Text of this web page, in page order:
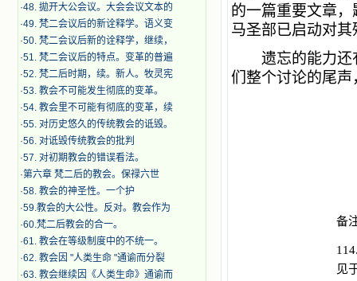
·48. 拋开大公会议。大会会议文本的
·49. 梵二会议后的新诠释学。语义变
·50. 梵二会议后新的诠释学，继续，
·51. 梵二会议后的特点。变革的普遍
·52. 梵二后时期，续。新人。牧灵宪
·53. 教会不可能发生彻底的变革。
·54. 教会里不可能有彻底的变革，续
·55. 对历史悠久的传统教会的诋毁。
·56. 对诋毁传统教会的批判
·57. 对初期教会的错误看法。
·第六章 梵二后的教会。保禄六世
·​58. 教会的神圣性。一个护
·59.教会的大公性。反对。教会作为
·60.梵二后教会的合一。
·61. 教会在等级制度中的不统一。
·62. 教会因 "人类生命 "通谕而分裂
·63. 教会继续因《人类生命》通谕而
的一篇重要文章
马圣部已启动对
遗忘的能力还有
们整个讨论的尾
备
见